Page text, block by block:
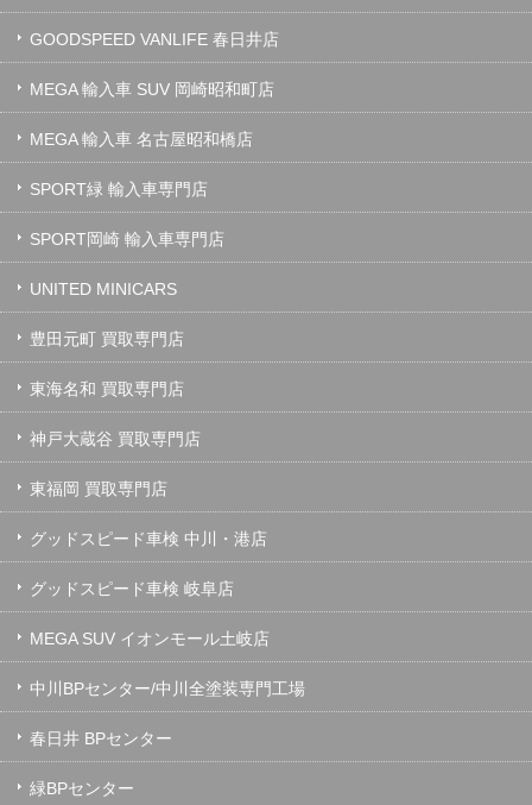
GOODSPEED VANLIFE 春日井店
MEGA 輸入車 SUV 岡崎昭和町店
MEGA 輸入車 名古屋昭和橋店
SPORT緑 輸入車専門店
SPORT岡崎 輸入車専門店
UNITED MINICARS
豊田元町 買取専門店
東海名和 買取専門店
神戸大蔵谷 買取専門店
東福岡 買取専門店
グッドスピード車検 中川・港店
グッドスピード車検 岐阜店
MEGA SUV イオンモール土岐店
中川BPセンター/中川全塗装専門工場
春日井 BPセンター
緑BPセンター